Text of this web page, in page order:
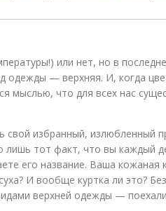
или нет, но в
одежды — верхняя. И, когда
мыслью, что для всех нас
свой избранный, излюбленный
тот факт, что вы каждый
его название. Ваша кожаная
И вообще куртка ли это?
верхней одежды —